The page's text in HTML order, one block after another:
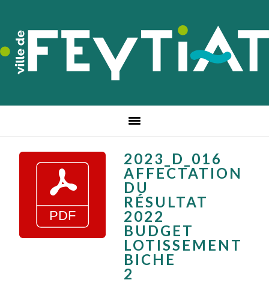
navigation
principale
contenu
principal
pied
de
page
2023_D_016
AFFECTATION
DU
RÉSULTAT
2022
BUDGET
LOTISSEMENT
BICHE
2